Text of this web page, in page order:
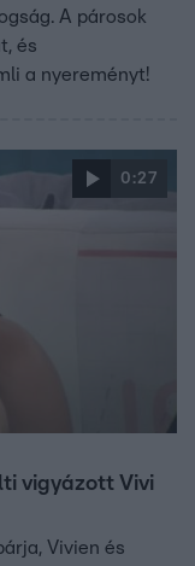
A párosok
és
a nyereményt!
0:27
vigyázott Vivi
Vivien és